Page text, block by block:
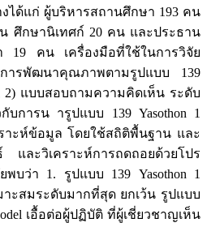
งได้แก่ ผู้บริหารสถานศึกษา 193 คน
น ศึกษานิเทศก์ 20 คน และประธาน
19 คน เครื่องมือที่ใช้ในการวิจัย
ารพัฒนาคุณภาพตามรูปแบบ 139
2) แบบสอบถามความคิดเห็น ระดับ
บการน ารูปแบบ 139 Yasothon 1
ราะห์ข้อมูล โดยใช้สถิติพื้นฐาน และ
และวิเคราะห์การถดถอยด้วยโปร
พบว่า 1. รูปแบบ 139 Yasothon 1
าะสมระดับมากที่สุด ยกเว้น รูปแบบ
เอื้อต่อผู้ปฏิบัติ ที่ผู้เชี่ยวชาญเห็น